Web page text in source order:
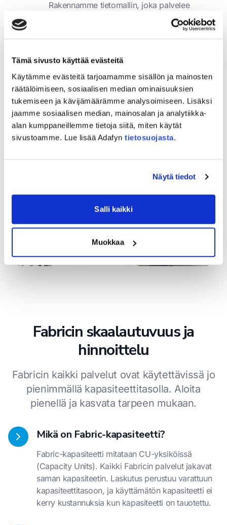
Tämä sivusto käyttää evästeitä
Käytämme evästeitä tarjoamamme sisällön ja mainosten
räätälöimiseen, sosiaalisen median ominaisuuksien
tukemiseen ja kävijämäärämme analysoimiseen. Lisäksi
jaamme sosiaalisen median, mainosalan ja analytiikka-
alan kumppaneillemme tietoja siitä, miten käytät
sivustoamme. Lue lisää Adafyn tietosuojasta.
Näytä tiedot
Salli kaikki
Muokkaa
Rakennamme tietomallin, joka palvelee
raportointia. Lakehouse, semantic model ja
data pipeline -suunnittelu niin, että data
pysyy luotettavana ja ajantasaisena.
Raportointi ja dashboardit
Power BI -raportit ja dashboardit, jotka
vastaavat oikeisiin kysymyksiin. Emme tee
raportteja raporttien vuoksi, vaan
mittaamme sitä mikä oikeasti ohjaa
päätöksentekoa.
Fabricin skaalautuvuus ja
hinnoittelu
Fabricin kaikki palvelut ovat käytettävissä jo
pienimmällä kapasiteettitasolla. Aloita
pienellä ja kasvata tarpeen mukaan.
Mikä on Fabric-kapasiteetti?
Fabric-kapasiteetti mitataan CU-yksiköissä
(Capacity Units). Kaikki Fabricin palvelut jakavat
saman kapasiteetin. Laskutus perustuu varattuun
kapasiteettitasoon, ja käyttämätön kapasiteetti ei
kerry kustannuksia kun kapasiteetti on tauotettu.